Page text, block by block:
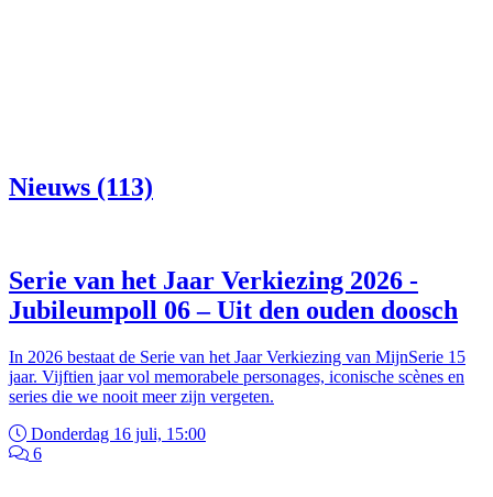
Nieuws (113)
Serie van het Jaar Verkiezing 2026 -
Jubileumpoll 06 – Uit den ouden doosch
In 2026 bestaat de Serie van het Jaar Verkiezing van MijnSerie 15
jaar. Vijftien jaar vol memorabele personages, iconische scènes en
series die we nooit meer zijn vergeten.
Donderdag 16 juli, 15:00
6